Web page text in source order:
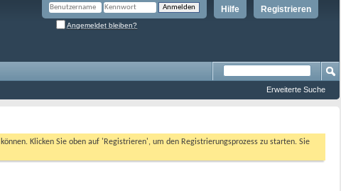
Registrieren
Hilfe
Angemeldet bleiben?
Erweiterte Suche
Klicken Sie oben auf 'Registrieren', um den Registrierungsprozess zu starten. Sie